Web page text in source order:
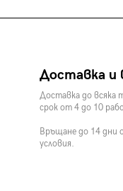
Доставка и
Доставка до всяка
срок от 4 до 10
Връщане до 14 дни
условия.